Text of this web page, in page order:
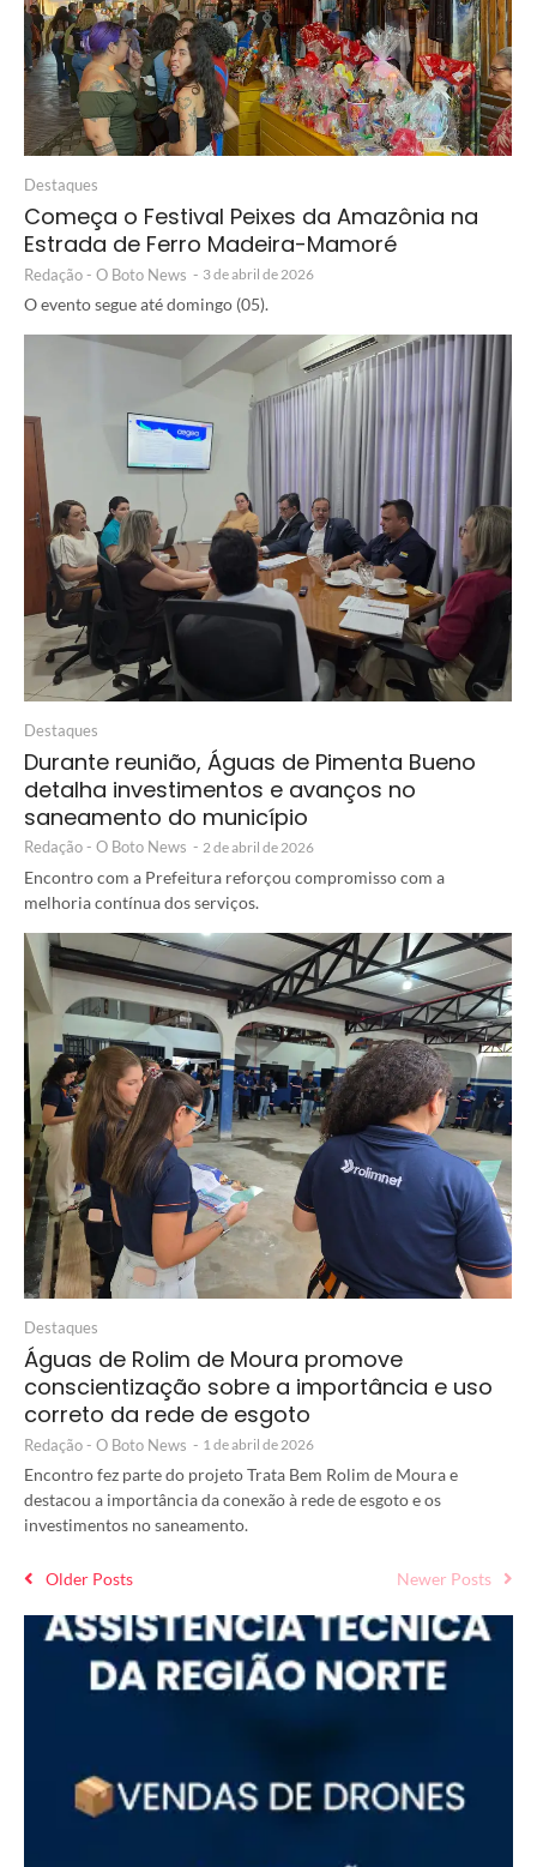
Destaques
Começa o Festival Peixes da Amazônia na
Estrada de Ferro Madeira-Mamoré
Redação - O Boto News - 3 de abril de 2026
O evento segue até domingo (05).
Destaques
Durante reunião, Águas de Pimenta Bueno
detalha investimentos e avanços no
saneamento do município
Redação - O Boto News - 2 de abril de 2026
Encontro com a Prefeitura reforçou compromisso com a
melhoria contínua dos serviços.
Destaques
Águas de Rolim de Moura promove
conscientização sobre a importância e uso
correto da rede de esgoto
Redação - O Boto News - 1 de abril de 2026
Encontro fez parte do projeto Trata Bem Rolim de Moura e
destacou a importância da conexão à rede de esgoto e os
investimentos no saneamento.
Older Posts Newer Posts